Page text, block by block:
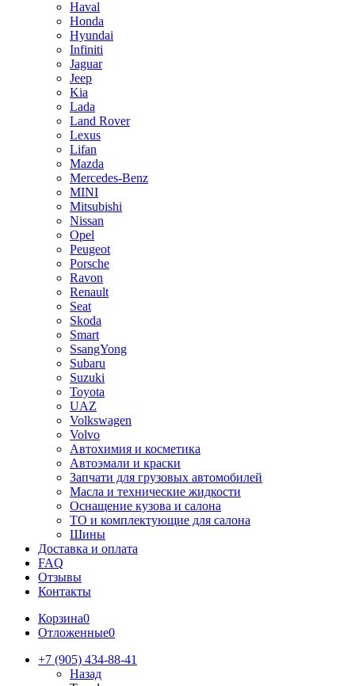
Haval
Honda
Hyundai
Infiniti
Jaguar
Jeep
Kia
Lada
Land Rover
Lexus
Lifan
Mazda
Mercedes-Benz
MINI
Mitsubishi
Nissan
Opel
Peugeot
Porsche
Ravon
Renault
Seat
Skoda
Smart
SsangYong
Subaru
Suzuki
Toyota
UAZ
Volkswagen
Volvo
Автохимия и косметика
Автоэмали и краски
Запчати для грузовых автомобилей
Масла и технические жидкости
Оснащение кузова и салона
ТО и комплектующие для салона
Шины
Доставка и оплата
FAQ
Отзывы
Контакты
Корзина0
Отложенные0
+7 (905) 434-88-41
Назад